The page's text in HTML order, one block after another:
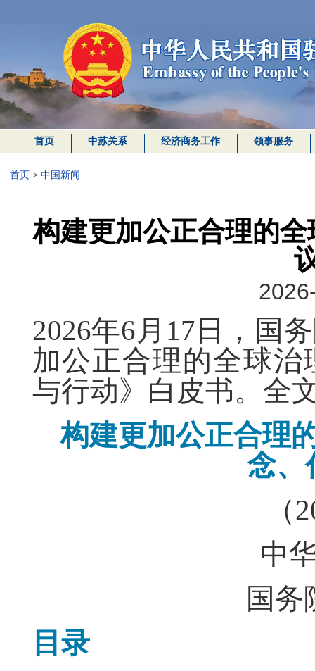
首页 中苏关系 经济商务工作 领事服务
首页 > 中国新闻
构建更加公正合理的
2026年6月17日，国
加公正合理的全球
与行动》白皮书。全
构建更加公正合理
念、
（
中
国务
目录